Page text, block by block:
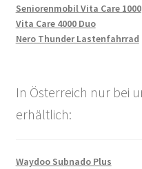
Seniorenmobil Vita Care 1000
Vita Care 4000 Duo
Nero Thunder Lastenfahrrad
In Österreich nur bei
erhältlich:
Waydoo Subnado Plus